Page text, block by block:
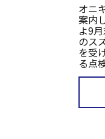
オニ
案内
よ9
のス
を受
る点